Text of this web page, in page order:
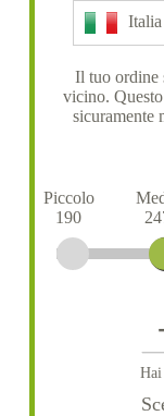
Italia
Il tuo ordine
vicino.
sicuramente
Piccolo
190